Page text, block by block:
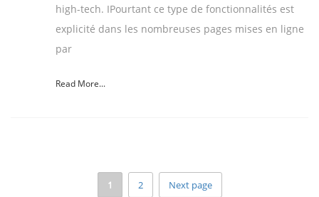
high-tech. IPourtant ce type de fonctionnalités est
explicité dans les nombreuses pages mises en ligne
par
Read More...
1 2 Next page